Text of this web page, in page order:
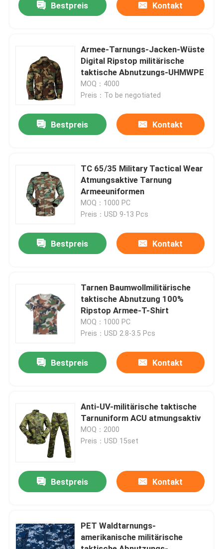
Produkte
Videos
Über uns
Qualitätskontrolle
Neuigkeiten
Bitte um ein Angebot
Militärische taktische kugelsichere Weste
Bestpreis Kontakt
Armee-Tarnungs-Jacken-Wüste
Digital Ripstop militärische
taktische Abnutzungs-UHMWPE
MOQ：4000
Preis：To be negotiated
Bestpreis Kontakt
TC 65/35 Military Tactical Wear
Atmungsaktive Tarnung
Armeeuniformen
MOQ：1000 PC
Preis：USD 9-13 Pcs
Bestpreis Kontakt
Tarnen Baumwollmilitärische
taktische Abnutzung 100%
Ripstop Armee-T-Shirt
MOQ：1000 PC
Preis：USD 2.8-3.5 Pcs
Bestpreis Kontakt
Anti-UV-militärische taktische
Tarnuniform ACU atmungsaktiv
MOQ：2000
Preis：USD 15set
Bestpreis Kontakt
PET Waldtarnungs-
amerikanische militärische